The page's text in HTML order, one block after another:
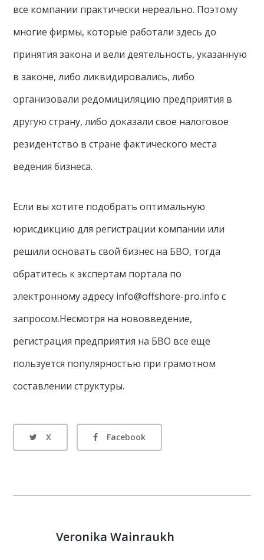
все компании практически нереально. Поэтому
многие фирмы, которые работали здесь до
принятия закона и вели деятельность, указанную
в законе, либо ликвидировались, либо
организовали редомициляцию предприятия в
другую страну, либо доказали свое налоговое
резидентство в стране фактического места
ведения бизнеса.
Если вы хотите подобрать оптимальную
юрисдикцию для регистрации компании или
решили основать свой бизнес на БВО, тогда
обратитесь к экспертам портала по
электронному адресу info@offshore-pro.info с
запросом.Несмотря на нововведение,
регистрация предприятия на БВО все еще
пользуется популярностью при грамотном
составлении структуры.
X Facebook
Veronika Wainraukh